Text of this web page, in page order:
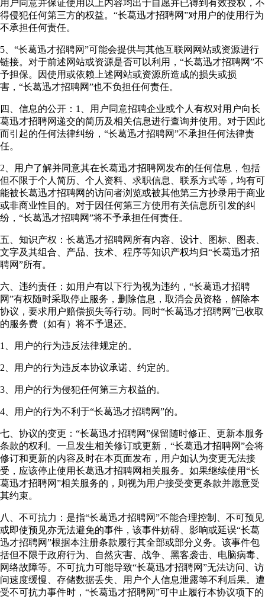
用户同意并保证使用以上内容均出于自愿并已得到有效授权，不
得侵犯任何第三方的权益。“长葛迅才招聘网”对用户的使用行为
不承担任何责任。
5、“长葛迅才招聘网”可能会提供与其他互联网网站或资源进行
链接。对于前述网站或资源是否可以利用，“长葛迅才招聘网”不
予担保。因使用或依赖上述网站或资源所造成的损失或损
害，“长葛迅才招聘网”也不负担任何责任。
四、信息的公开：1、用户同意招聘企业或个人有权对用户向长
葛迅才招聘网递交的简历及相关信息进行查询并使用。对于因此
而引起的任何法律纠纷，“长葛迅才招聘网”不承担任何法律责
任。
2、用户了解并同意其在长葛迅才招聘网发布的任何信息，包括
但不限于个人简历、个人资料、求职信息、联系方式等，均有可
能被长葛迅才招聘网的访问者浏览或被其他第三方抄录用于商业
或非商业性目的。对于因任何第三方使用有关信息所引发的纠
纷，“长葛迅才招聘网”将不予承担任何责任。
五、知识产权：长葛迅才招聘网所有内容、设计、图标、图表、
文字及其组合、产品、技术、程序等知识产权均归“长葛迅才招
聘网”所有。
六、违约责任：如用户有以下行为视为违约，“长葛迅才招聘
网”有权随时采取停止服务，删除信息，取消会员资格，解除本
协议，要求用户赔偿损失等行动。同时“长葛迅才招聘网”已收取
的服务费（如有）将不予退还。
1、用户的行为违反法律规定的。
2、用户的行为违反本协议承诺、约定的。
3、用户的行为侵犯任何第三方权益的。
4、用户的行为不利于“长葛迅才招聘网”的。
七、协议的变更：“长葛迅才招聘网”保留随时修正、更新本服务
条款的权利。一旦发生相关修订或更新，“长葛迅才招聘网”会将
修订和更新的内容及时在本页面发布，用户如认为变更无法接
受，应该停止使用长葛迅才招聘网相关服务。如果继续使用“长
葛迅才招聘网”相关服务的，则视为用户接受变更条款并愿意受
其约束。
八、不可抗力：是指“长葛迅才招聘网”不能合理控制、不可预见
或即使预见亦无法避免的事件，该事件妨碍、影响或延误“长葛
迅才招聘网”根据本注册条款履行其全部或部分义务。该事件包
括但不限于政府行为、自然灾害、战争、黑客袭击、电脑病毒、
网络故障等。不可抗力可能导致“长葛迅才招聘网”无法访问、访
问速度缓慢、存储数据丢失、用户个人信息泄露等不利后果。遭
受不可抗力事件时，“长葛迅才招聘网”可中止履行本协议项下的